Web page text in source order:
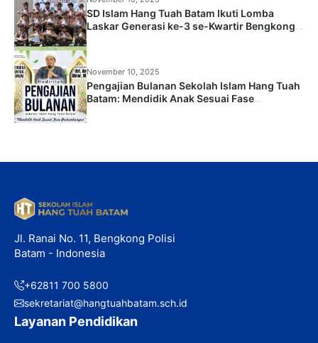
SD Islam Hang Tuah Batam Ikuti Lomba
Laskar Generasi ke-3 se-Kwartir Bengkong
November 10, 2025
Pengajian Bulanan Sekolah Islam Hang Tuah
Batam: Mendidik Anak Sesuai Fase
Jl. Ranai No. 11, Bengkong Polisi
Batam - Indonesia
+62811 700 5800
sekretariat@hangtuahbatam.sch.id
Layanan Pendidikan